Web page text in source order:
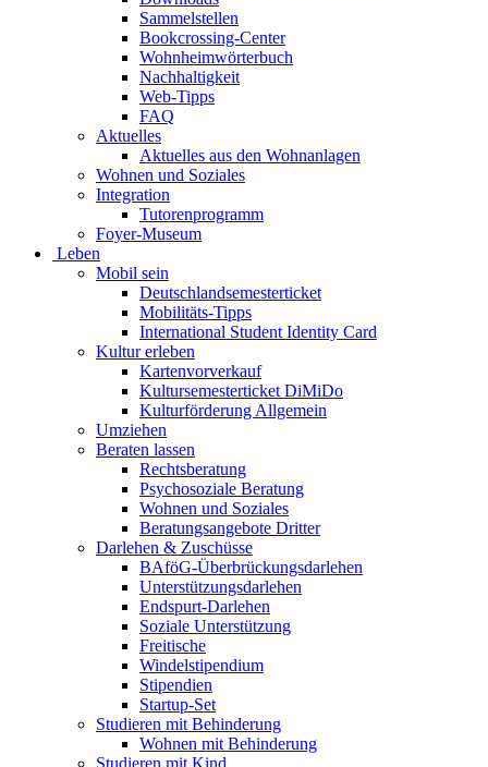
Sammelstellen
Bookcrossing-Center
Wohnheimwörterbuch
Nachhaltigkeit
Web-Tipps
FAQ
Aktuelles
Aktuelles aus den Wohnanlagen
Wohnen und Soziales
Integration
Tutorenprogramm
Foyer-Museum
Leben
Mobil sein
Deutschlandsemesterticket
Mobilitäts-Tipps
International Student Identity Card
Kultur erleben
Kartenvorverkauf
Kultursemesterticket DiMiDo
Kulturförderung Allgemein
Umziehen
Beraten lassen
Rechtsberatung
Psychosoziale Beratung
Wohnen und Soziales
Beratungsangebote Dritter
Darlehen & Zuschüsse
BAföG-Überbrückungsdarlehen
Unterstützungsdarlehen
Endspurt-Darlehen
Soziale Unterstützung
Freitische
Windelstipendium
Stipendien
Startup-Set
Studieren mit Behinderung
Wohnen mit Behinderung